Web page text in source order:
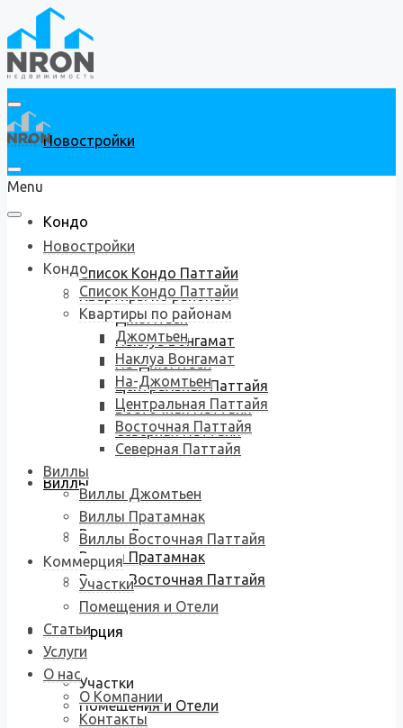
Новостройки
Кондо
Список Кондо Паттайи
Квартиры по районам
Джомтьен
Наклуа Вонгамат
На-Джомтьен
Центральная Паттайя
Восточная Паттайя
Северная Паттайя
Виллы
Виллы Джомтьен
Виллы Пратамнак
Виллы Восточная Паттайя
Коммерция
Участки
Помещения и Отели
Menu
Новостройки
Кондо
Список Кондо Паттайи
Квартиры по районам
Джомтьен
Наклуа Вонгамат
На-Джомтьен
Центральная Паттайя
Восточная Паттайя
Северная Паттайя
Виллы
Виллы Джомтьен
Виллы Пратамнак
Виллы Восточная Паттайя
Коммерция
Участки
Помещения и Отели
Статьи
Услуги
О нас
О Компании
Контакты